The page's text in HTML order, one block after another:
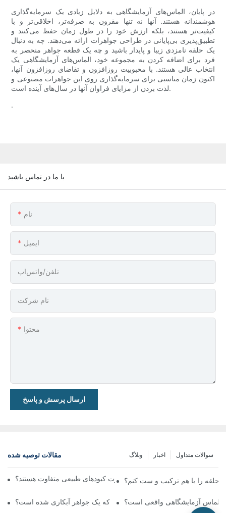
در پایان، الماس‌های آزمایشگاهی به دلایل زیادی یک سرمایه‌گذاری
هوشمندانه هستند. آنها نه تنها مقرون به صرفه‌تر، اخلاقی‌تر و با
کیفیت‌تر هستند، بلکه ارزش خود را در طول زمان حفظ می‌کنند و
تطبیق‌پذیری بی‌پایانی در طراحی جواهرات ارائه می‌دهند. چه به دنبال
یک حلقه نامزدی زیبا و پایدار باشید و چه یک قطعه جواهر منحصر به
فرد برای اضافه کردن به مجموعه خود، الماس‌های آزمایشگاهی یک
انتخاب عالی هستند. با محبوبیت روزافزون و تقاضای روزافزون آنها،
اکنون زمان مناسبی برای سرمایه‌گذاری روی این جواهرات مصنوعی و
لذت بردن از مزایای فراوان آنها در سال‌های آینده است.
.
با ما در تماس باشید
نام
ایمیل
تلفن/واتس‌اپ
نام شرکت
محتوا
ارسال پرسش و پاسخ
مقالات توصیه شده سوالات متداول اخبار وبلاگ
آیا یاقوت کبودهای آزمایشگاهی با یاقوت کبودهای طبیعی متفاوت هستند؟
حلقه را با هم ترکیب و ست کنم؟
چگونه می‌توانم تشخیص دهم که یک جواهر آبکاری شده است؟
الماس آزمایشگاهی واقعی است؟